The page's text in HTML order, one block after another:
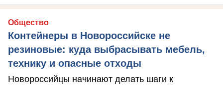
Общество
Контейнеры в Новороссийске не
резиновые: куда выбрасывать мебель,
технику и опасные отходы
Новороссийцы начинают делать шаги к